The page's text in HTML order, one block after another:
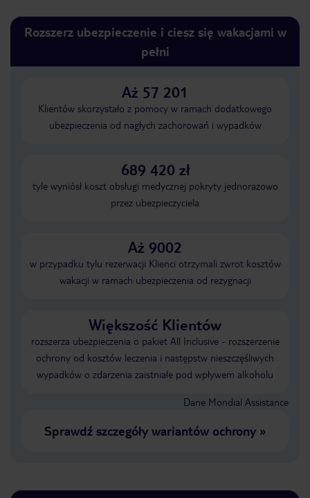
Rozszerz ubezpieczenie i ciesz się wakacjami w
pełni
Aż 57 201
Klientów skorzystało z pomocy w ramach dodatkowego
ubezpieczenia od nagłych zachorowań i wypadków
689 420 zł
tyle wyniósł koszt obsługi medycznej pokryty jednorazowo
przez ubezpieczyciela
Aż 9002
w przypadku tylu rezerwacji Klienci otrzymali zwrot kosztów
wakacji w ramach ubezpieczenia od rezygnacji
Większość Klientów
rozszerza ubezpieczenia o pakiet All Inclusive - rozszerzenie
ochrony od kosztów leczenia i następstw nieszczęśliwych
wypadków o zdarzenia zaistniałe pod wpływem alkoholu
Dane Mondial Assistance
Sprawdź szczegóły wariantów ochrony»